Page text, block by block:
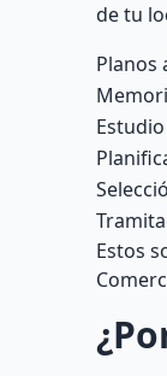
de tu
Planos
Estos